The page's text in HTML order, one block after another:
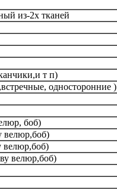
из-2х тканей
т п)
односторонние )
боб)
велюр,боб)
велюр,боб)
велюр,боб)